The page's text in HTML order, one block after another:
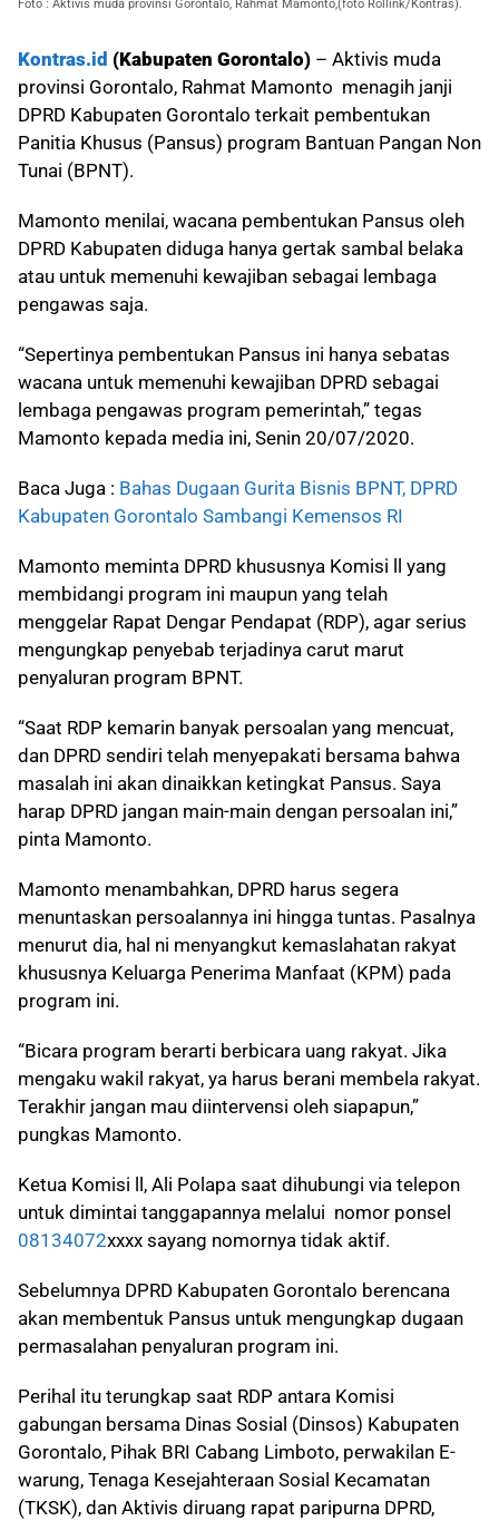
Foto : Aktivis muda provinsi Gorontalo, Rahmat Mamonto,(foto Rollink/Kontras).
Kontras.id (Kabupaten Gorontalo) – Aktivis muda
provinsi Gorontalo, Rahmat Mamonto menagih janji
DPRD Kabupaten Gorontalo terkait pembentukan
Panitia Khusus (Pansus) program Bantuan Pangan Non
Tunai (BPNT).
Mamonto menilai, wacana pembentukan Pansus oleh
DPRD Kabupaten diduga hanya gertak sambal belaka
atau untuk memenuhi kewajiban sebagai lembaga
pengawas saja.
“Sepertinya pembentukan Pansus ini hanya sebatas
wacana untuk memenuhi kewajiban DPRD sebagai
lembaga pengawas program pemerintah,” tegas
Mamonto kepada media ini, Senin 20/07/2020.
Baca Juga : Bahas Dugaan Gurita Bisnis BPNT, DPRD
Kabupaten Gorontalo Sambangi Kemensos RI
Mamonto meminta DPRD khususnya Komisi ll yang
membidangi program ini maupun yang telah
menggelar Rapat Dengar Pendapat (RDP), agar serius
mengungkap penyebab terjadinya carut marut
penyaluran program BPNT.
“Saat RDP kemarin banyak persoalan yang mencuat,
dan DPRD sendiri telah menyepakati bersama bahwa
masalah ini akan dinaikkan ketingkat Pansus. Saya
harap DPRD jangan main-main dengan persoalan ini,”
pinta Mamonto.
Mamonto menambahkan, DPRD harus segera
menuntaskan persoalannya ini hingga tuntas. Pasalnya
menurut dia, hal ni menyangkut kemaslahatan rakyat
khususnya Keluarga Penerima Manfaat (KPM) pada
program ini.
“Bicara program berarti berbicara uang rakyat. Jika
mengaku wakil rakyat, ya harus berani membela rakyat.
Terakhir jangan mau diintervensi oleh siapapun,”
pungkas Mamonto.
Ketua Komisi ll, Ali Polapa saat dihubungi via telepon
untuk dimintai tanggapannya melalui nomor ponsel
08134072xxxx sayang nomornya tidak aktif.
Sebelumnya DPRD Kabupaten Gorontalo berencana
akan membentuk Pansus untuk mengungkap dugaan
permasalahan penyaluran program ini.
Perihal itu terungkap saat RDP antara Komisi
gabungan bersama Dinas Sosial (Dinsos) Kabupaten
Gorontalo, Pihak BRI Cabang Limboto, perwakilan E-
warung, Tenaga Kesejahteraan Sosial Kecamatan
(TKSK), dan Aktivis diruang rapat paripurna DPRD,